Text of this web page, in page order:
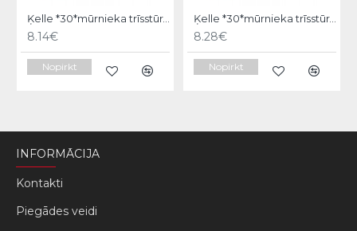
Ķelle *30*mūrnieka trīsstūra 18cm, Hardy
8.14€
Nopirkt
Ķelle *30*mūrnieka trīsstūra 20cm, Hardy
8.28€
Nopirkt
INFORMĀCIJA
Kontakti
Piegādes veidi